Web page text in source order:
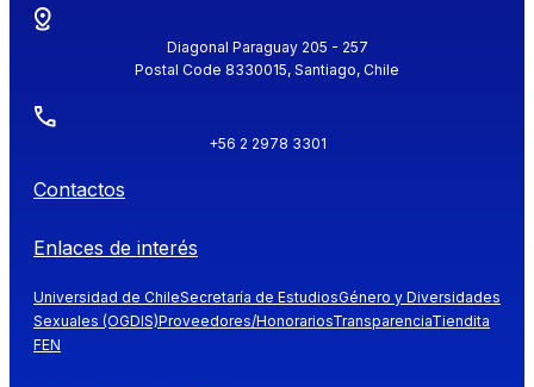
Diagonal Paraguay 205 - 257
Postal Code 8330015, Santiago, Chile
+56 2 2978 3301
Contactos
Enlaces de interés
Universidad de ChileSecretaría de EstudiosGénero y Diversidades
Sexuales (OGDIS)Proveedores/HonorariosTransparenciaTiendita
FEN